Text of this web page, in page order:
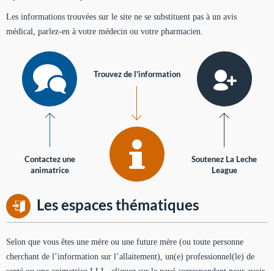
Les informations trouvées sur le site ne se substituent pas à un avis
médical, parlez-en à votre médecin ou votre pharmacien.
Contactez une
animatrice
Trouvez de l'information
Soutenez La Leche
League
Les espaces thématiques
Selon que vous êtes une mère ou une future mère (ou toute personne
cherchant de l’information sur l’allaitement), un(e) professionnel(le) de